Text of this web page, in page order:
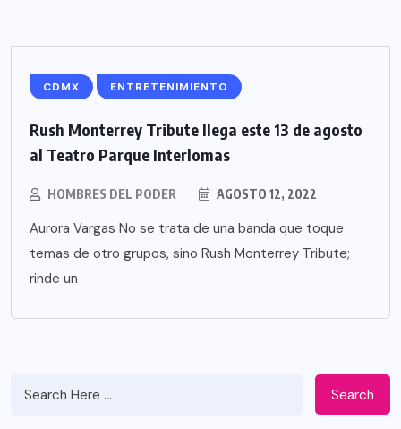
CDMX ENTRETENIMIENTO
Rush Monterrey Tribute llega este 13 de agosto
al Teatro Parque Interlomas
HOMBRES DEL PODER AGOSTO 12, 2022
Aurora Vargas No se trata de una banda que toque
temas de otro grupos, sino Rush Monterrey Tribute;
rinde un
Search